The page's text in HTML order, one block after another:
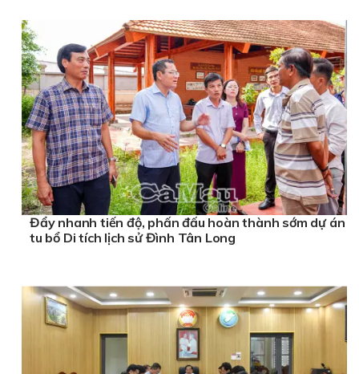
Đẩy nhanh tiến độ, phấn đấu hoàn thành sớm dự án
tu bổ Di tích lịch sử Đình Tân Long